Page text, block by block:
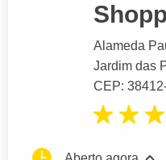
Alameda
Jardim das
CEP: